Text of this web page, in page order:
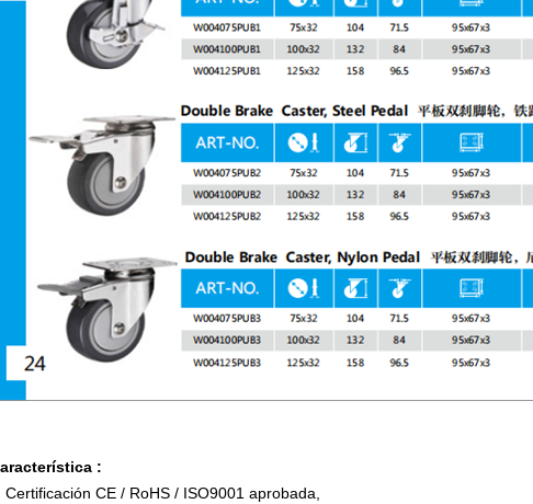
:
Certificación CE / RoHS / ISO9001 aprobada,